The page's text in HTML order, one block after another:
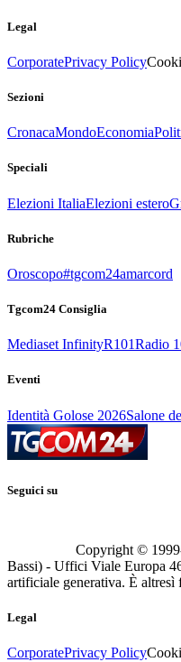
Legal
CorporatePrivacy Policy
Sezioni
CronacaMondoEconomia
Speciali
Elezioni ItaliaElezioni estero
Rubriche
Oroscopo#tgcom24amarcord
Tgcom24 Consiglia
Mediaset InfinityR101Radio
Eventi
Identità Golose 2026Salone
Seguici su
Copyright ©
Bassi) - Uffici Viale Europa
artificiale generativa. È altresì
Legal
CorporatePrivacy Policy